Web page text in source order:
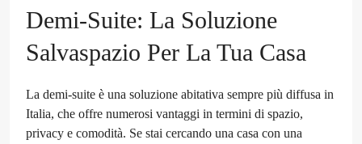
Demi-Suite: La Soluzione
Salvaspazio Per La Tua Casa
La demi-suite è una soluzione abitativa sempre più diffusa in
Italia, che offre numerosi vantaggi in termini di spazio,
privacy e comodità. Se stai cercando una casa con una